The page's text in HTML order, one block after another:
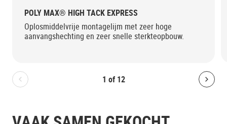
1 of 12
Bolton.General.PreviousSlide
POLY MAX® HIGH TACK EXPRESS
Oplosmiddelvrije montagelijm met zeer hoge
aanvangshechting en zeer snelle sterkteopbouw.